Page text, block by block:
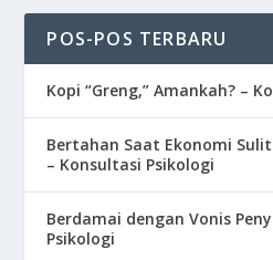
POS-POS TERBARU
Kopi “Greng,” Amankah? –
Bertahan Saat Ekonomi
– Konsultasi Psikologi
Berdamai dengan Vonis
Psikologi